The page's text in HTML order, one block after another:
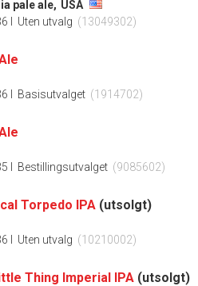
pale ale, USA
l Uten utvalg (13049302)
l Basisutvalget (1914702)
l Bestillingsutvalget (9085602)
Torpedo IPA (utsolgt)
l Uten utvalg (10210002)
Thing Imperial IPA (utsolgt)